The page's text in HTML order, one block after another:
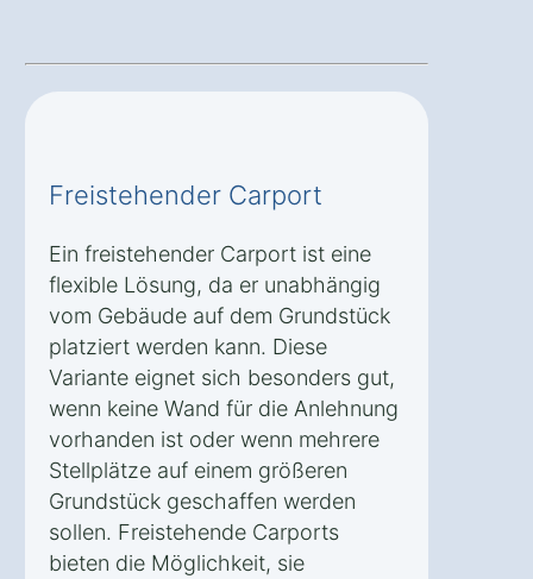
Freistehender Carport
Ein freistehender Carport ist eine
flexible Lösung, da er unabhängig
vom Gebäude auf dem Grundstück
platziert werden kann. Diese
Variante eignet sich besonders gut,
wenn keine Wand für die Anlehnung
vorhanden ist oder wenn mehrere
Stellplätze auf einem größeren
Grundstück geschaffen werden
sollen. Freistehende Carports
bieten die Möglichkeit, sie